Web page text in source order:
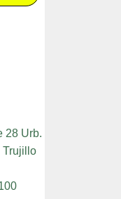
28 Urb.
Trujillo